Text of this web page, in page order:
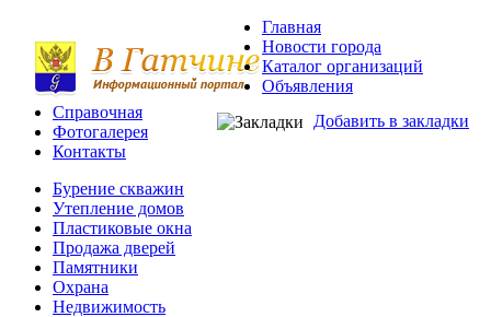
Добавить в закладки
Главная
Новости города
Каталог организаций
Объявления
Справочная
Фотогалерея
Контакты
Бурение скважин
Утепление домов
Пластиковые окна
Продажа дверей
Памятники
Охрана
Недвижимость